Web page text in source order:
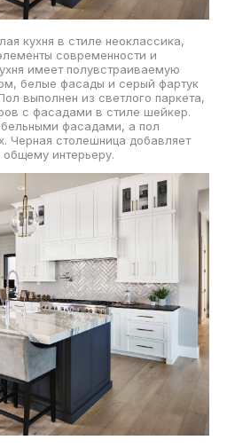
кухня в стиле неоклассика,
современности и
имеет полувстраиваемую
белые фасады и серый фартук
выполнен из светлого паркета,
с фасадами в стиле шейкер.
фасадами, а пол
Черная столешница добавляет
общему интерьеру.